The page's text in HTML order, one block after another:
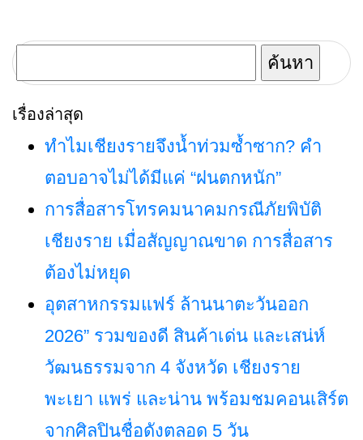
สำหรับ:
เรื่องล่าสุด
ทำไมเชียงรายจึงน้ำท่วมซ้ำซาก? คำ
ตอบอาจไม่ได้มีแค่ “ฝนตกหนัก”
การสื่อสารโทรคมนาคมกรณีภัยพิบัติ
เชียงราย เมื่อสัญญาณขาด การสื่อสาร
ต้องไม่หยุด
อุตสาหกรรมแฟร์ ล้านนาตะวันออก
2026” รวมของดี สินค้าเด่น และเสน่ห์
วัฒนธรรมจาก 4 จังหวัด เชียงราย
พะเยา แพร่ และน่าน พร้อมชมคอนเสิร์ต
จากศิลปินชื่อดังตลอด 5 วัน